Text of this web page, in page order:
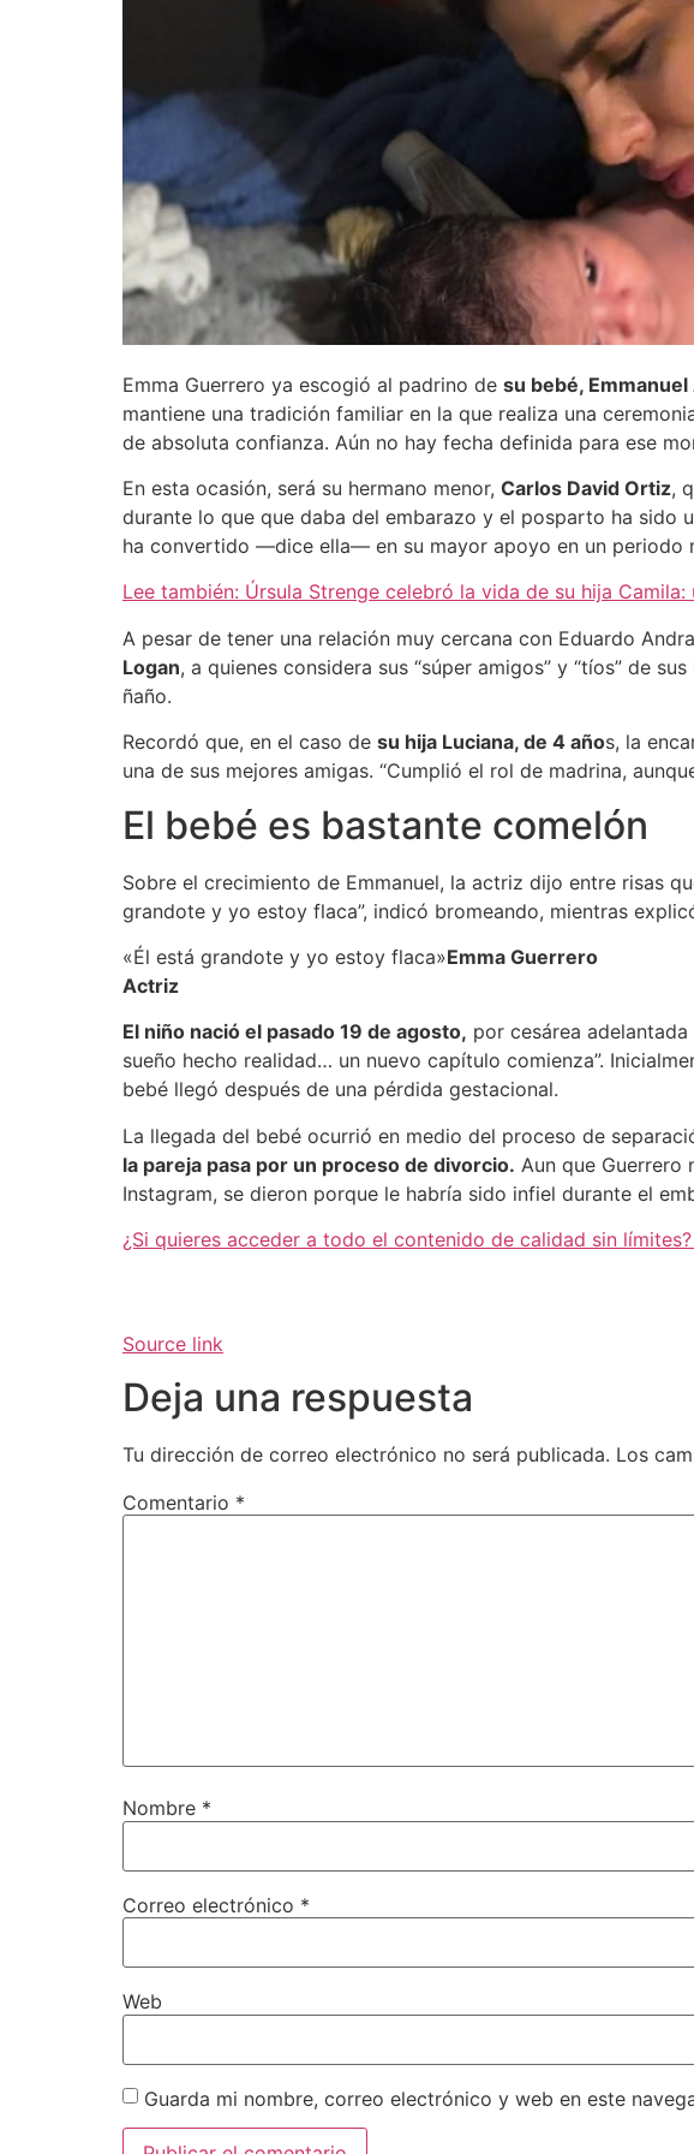
Emma Guerrero ya escogió al padrino de su bebé,
mantiene una tradición familiar en la que realiza una
de absoluta confianza. Aún no hay fecha definida para ese
En esta ocasión, será su hermano menor, Carlos David Ortiz,
durante lo que que daba del embarazo y el posparto ha sido
ha convertido —dice ella— en su mayor apoyo en un periodo
Lee también: Úrsula Strenge celebró la vida de su hija
A pesar de tener una relación muy cercana con Eduardo
Logan, a quienes considera sus “súper amigos” y “tíos” de
ñaño.
Recordó que, en el caso de su hija Luciana, de 4 años, la
una de sus mejores amigas. “Cumplió el rol de madrina,
El bebé es bastante comelón
Sobre el crecimiento de Emmanuel, la actriz dijo entre risas
grandote y yo estoy flaca”, indicó bromeando, mientras
«Él está grandote y yo estoy flaca»Emma Guerrero
​Actriz
El niño nació el pasado 19 de agosto, por cesárea
sueño hecho realidad… un nuevo capítulo comienza”.
bebé llegó después de una pérdida gestacional.
La llegada del bebé ocurrió en medio del proceso de
la pareja pasa por un proceso de divorcio. Aun que Guerrero
Instagram, se dieron porque le habría sido infiel durante el
¿Si quieres acceder a todo el contenido de calidad sin límites?
Source link
Deja una respuesta
Tu dirección de correo electrónico no será publicada. Los
Comentario *
Nombre *
Correo electrónico *
Web
Guarda mi nombre, correo electrónico y web en este